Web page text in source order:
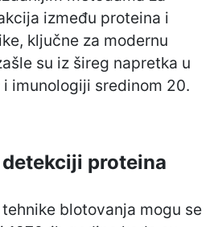
između proteina i
ključne za modernu
su iz šireg napretka u
imunologiji sredinom 20.
proteina
blotovanja mogu se